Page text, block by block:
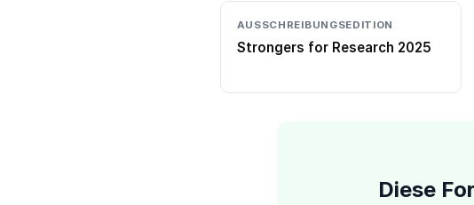
AUSSCHREIBUNGSEDITION
Strongers for Research 2025
Diese